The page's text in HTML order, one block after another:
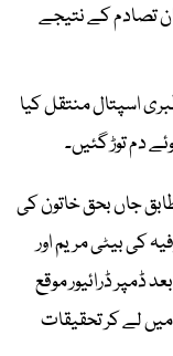
تصادم کے نتیجے
اسپتال منتقل کیا
دم توڑ گئیں۔
جاں بحق خاتون کی
کی بیٹی مریم اور
ڈمپر ڈرائیور موقع
لے کر تحقیقات